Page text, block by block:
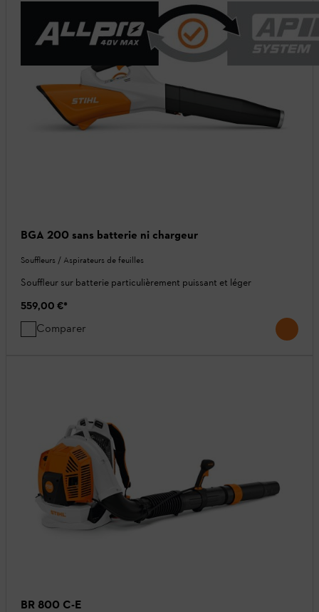
BGA 200 sans batterie ni chargeur
Souffleurs / Aspirateurs de feuilles
Souffleur sur batterie particulièrement puissant et léger
559,00 €*
Comparer
BR 800 C-E